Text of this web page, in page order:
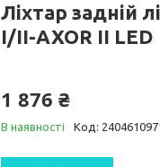
Ліхтар задній
I/II-AXOR II LED
1 876 ₴
В наявності Код: